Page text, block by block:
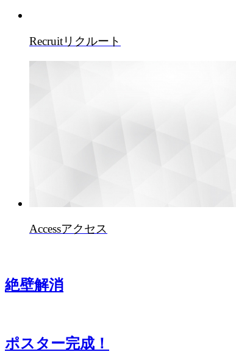
Recruitリクルート
Accessアクセス
絶壁解消
ポスター完成！